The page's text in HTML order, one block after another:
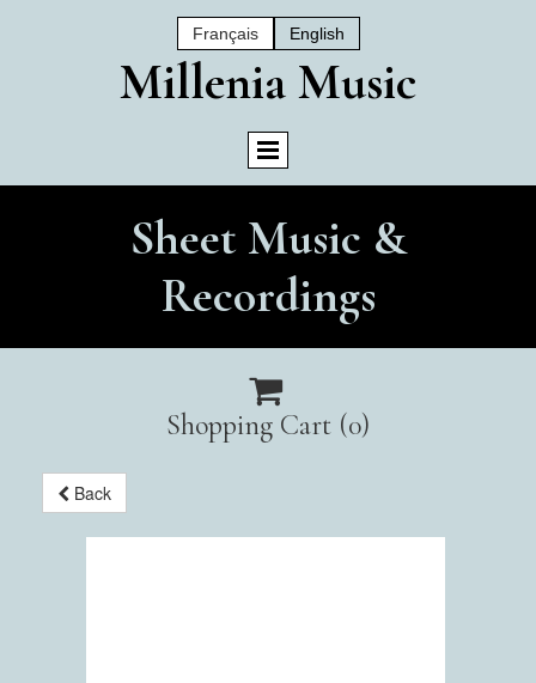
Français English
MilLenia Music
Sheet Music &
Recordings

Shopping Cart (0)
Back